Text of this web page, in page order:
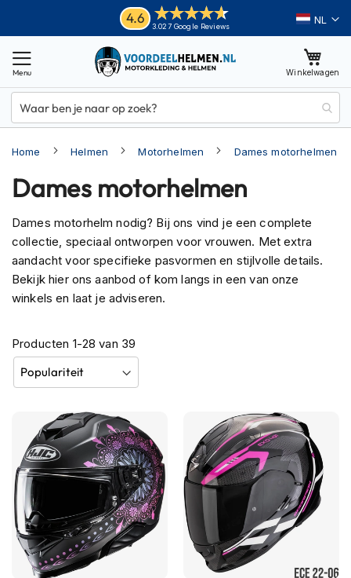
4.6
3.027 Google Reviews
Ga
naar
inhoud
Taal
Winkelwagen
M
o
t
o
h
l
e
n
A
d
v
e
n
t
e
e
l
B
l
u
e
t
o
o
Home Helmen Motorhelmen Dames motorhelmen
Dames motorhelmen
Dames motorhelm nodig? Bij ons vind je een complete
collectie, speciaal ontworpen voor vrouwen. Met extra
aandacht voor specifieke pasvormen en stijlvolle details.
Bekijk hier ons aanbod of kom langs in een van onze
winkels en laat je adviseren.
Producten 1-28 van 39